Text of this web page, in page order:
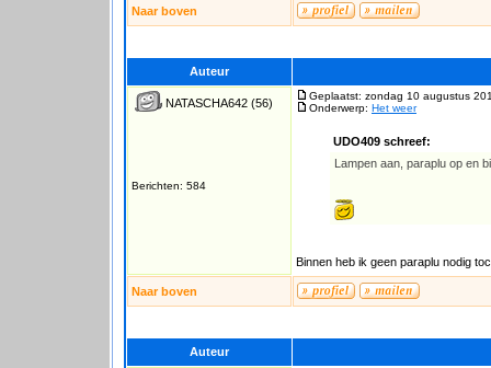
Naar boven
Auteur
NATASCHA642 (56)
Berichten: 584
Geplaatst: zondag 10 augustus
Onderwerp: Het weer
UDO409 schreef:
Lampen aan, paraplu op en
Binnen heb ik geen paraplu nodig
Naar boven
Auteur